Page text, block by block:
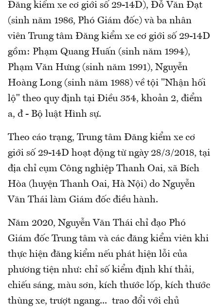
Đăng kiểm xe cơ giới số 29-14D), Đỗ Văn Đạt
(sinh năm 1986, Phó Giám đốc) và ba nhân
viên Trung tâm Đăng kiểm xe cơ giới số 29-14D
gồm: Phạm Quang Huấn (sinh năm 1994),
Phạm Văn Hưng (sinh năm 1991), Nguyễn
Hoàng Long (sinh năm 1988) về tội "Nhận hối
lộ" theo quy định tại Điều 354, khoản 2, điểm
a, đ - Bộ luật Hình sự.
Theo cáo trạng, Trung tâm Đăng kiểm xe cơ
giới số 29-14D hoạt động từ ngày 28/3/2018, tại
địa chỉ cụm Công nghiệp Thanh Oai, xã Bích
Hòa (huyện Thanh Oai, Hà Nội) do Nguyễn
Văn Thái làm Giám đốc điều hành.
Năm 2020, Nguyễn Văn Thái chỉ đạo Phó
Giám đốc Trung tâm và các đăng kiểm viên khi
thực hiện đăng kiểm nếu phát hiện lỗi của
phương tiện như: chỉ số kiểm định khí thải,
chiếu sáng, màu sơn, kích thước lốp, kích thước
thùng xe, trượt ngang... trao đổi với chủ